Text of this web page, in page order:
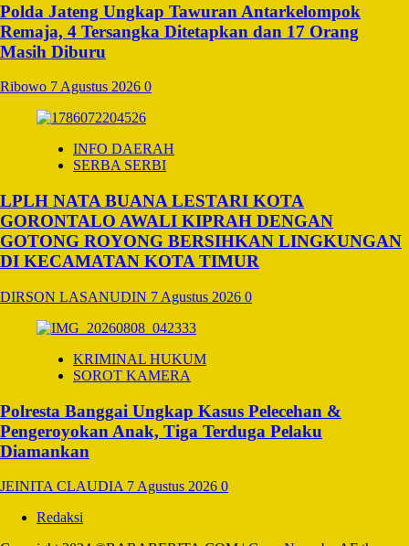
Polda Jateng Ungkap Tawuran Antarkelompok
Remaja, 4 Tersangka Ditetapkan dan 17 Orang
Masih Diburu
Ribowo 7 Agustus 2026 0
INFO DAERAH
SERBA SERBI
LPLH NATA BUANA LESTARI KOTA
GORONTALO AWALI KIPRAH DENGAN
GOTONG ROYONG BERSIHKAN LINGKUNGAN
DI KECAMATAN KOTA TIMUR
DIRSON LASANUDIN 7 Agustus 2026 0
KRIMINAL HUKUM
SOROT KAMERA
Polresta Banggai Ungkap Kasus Pelecehan &
Pengeroyokan Anak, Tiga Terduga Pelaku
Diamankan
JEINITA CLAUDIA 7 Agustus 2026 0
Redaksi